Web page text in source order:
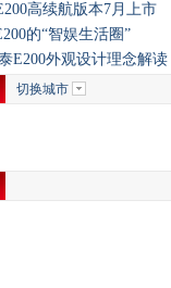
高续航版本7月上市
的“智娱生活圈”
E200外观设计理念解读
切换城市